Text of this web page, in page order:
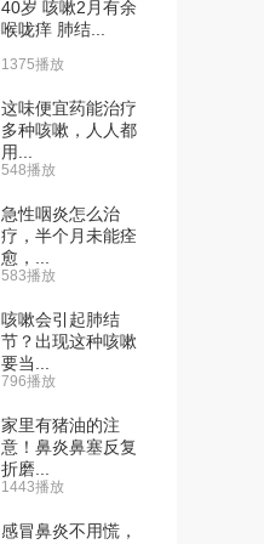
40岁 咳嗽2月有余
喉咙痒 肺结...
1375播放
这味便宜药能治疗
多种咳嗽，人人都
用...
548播放
急性咽炎怎么治
疗，半个月未能痊
愈，...
583播放
咳嗽会引起肺结
节？出现这种咳嗽
要当...
796播放
家里有猪油的注
意！鼻炎鼻塞反复
折磨...
1443播放
感冒鼻炎不用慌，